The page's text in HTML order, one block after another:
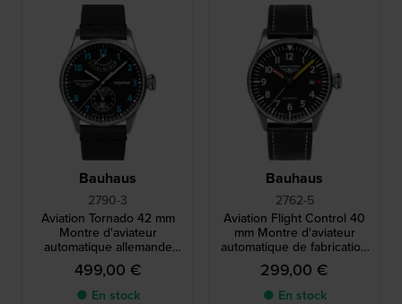
Bauhaus
2790-3
Aviation Tornado 42 mm
Montre d'aviateur
automatique allemande
avec indicateur de réserve
de marche
499,00 €
● En stock
Bauhaus
2762-5
Aviation Flight Control 40
mm Montre d'aviateur
automatique de fabrication
allemande
299,00 €
● En stock